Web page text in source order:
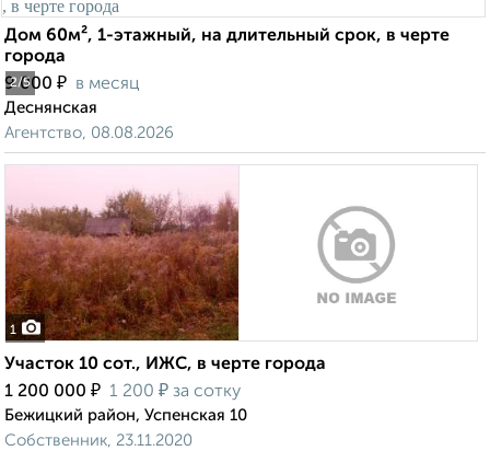
2/5
Дом 60м², 1-этажный, на длительный срок, в черте
города
9 000 ₽ в месяц
Деснянская
Агентство, 08.08.2026
1
Участок 10 сот., ИЖС, в черте города
1 200 000 ₽ 1 200 ₽ за сотку
Бежицкий район, Успенская 10
Собственник, 23.11.2020